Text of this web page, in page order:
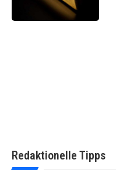
Redaktionelle Tipps